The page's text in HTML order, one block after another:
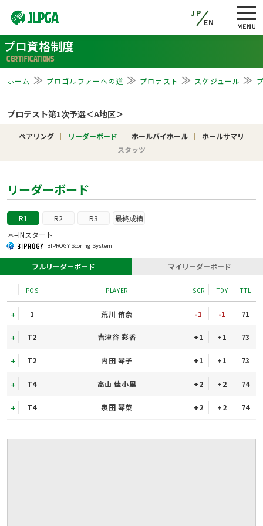
JP
EN
プロ資格制度
CERTIFICATIONS
ホーム プロゴルファーへの道 プロテスト スケジュール
プロテスト第1次予選＜A地区＞
ペアリング リーダーボード ホールバイホール
ホールサマリ
スタッツ
リーダーボード
R1 R2 R3 最終成績
BIPROGY Scoring System
＊=INスタート
フルリーダーボード マイリーダーボード
POS PLAYER SCR TDY TTL
1 荒川 侑奈 -1 -1 71
T2 吉津谷 彩香 +1 +1 73
T2 内田 琴子 +1 +1 73
T4 高山 佳小里 +2 +2 74
T4 泉田 琴菜 +2 +2 74